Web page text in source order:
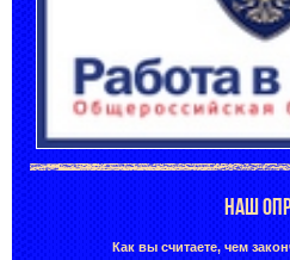
НАШ
Как вы считаете, чем